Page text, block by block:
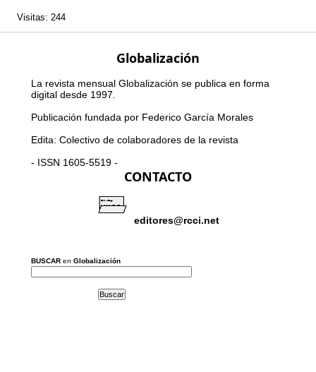
Visitas: 244
Globalización
La revista mensual Globalización se publica en forma
digital desde 1997.
Publicación fundada por Federico García Morales
Edita: Colectivo de colaboradores de la revista
- ISSN 1605-5519 -
CONTACTO
editores@rcci.net
BUSCAR en Globalización